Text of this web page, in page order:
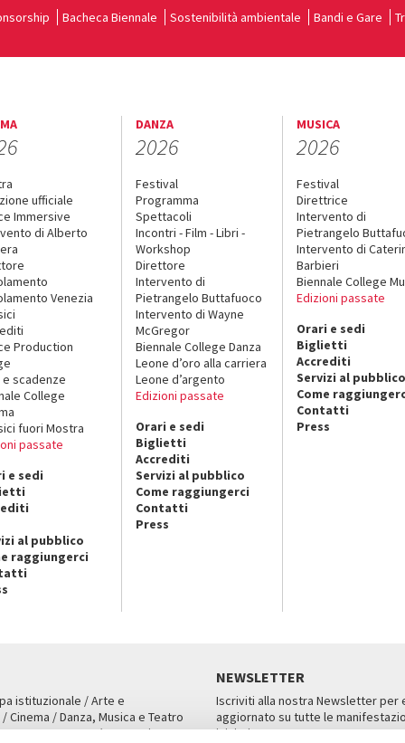
Bacheca Biennale Sostenibilità ambientale Bandi e Gare
ufficiale
Immersive
di Alberto
Venezia
Production
e scadenze
College
fuori Mostra
passate
e sedi
al pubblico
raggiungerci
DANZA
2026
Festival
Programma
Spettacoli
Incontri - Film - Libri -
Workshop
Direttore
Intervento di
Pietrangelo Buttafuoco
Intervento di Wayne
McGregor
Biennale College Danza
Leone d’oro alla carriera
Leone d’argento
Edizioni passate
Orari e sedi
Biglietti
Accrediti
Servizi al pubblico
Come raggiungerci
Contatti
Press
MUSICA
2026
Festival
Direttrice
Intervento di
Pietrangelo
Intervento di
Barbieri
Biennale College
Edizioni passate
Orari e sedi
Biglietti
Accrediti
Servizi al pubblico
Come
Contatti
Press
istituzionale / Arte e
Cinema / Danza, Musica e Teatro
San Marco 1364/A, Venezia
NEWSLETTER
Iscriviti alla nostra Newsletter per
aggiornato su tutte le
iniziative.